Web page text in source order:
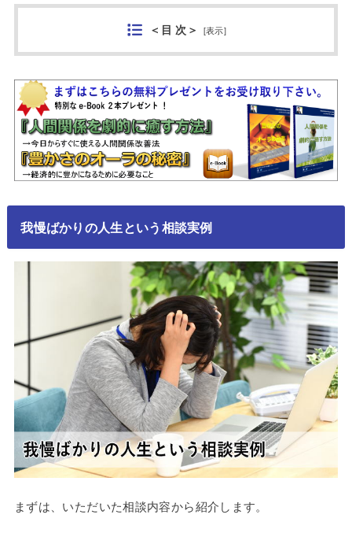
＜目 次＞ [表示]
我慢ばかりの人生という相談実例
まずは、いただいた相談内容から紹介します。